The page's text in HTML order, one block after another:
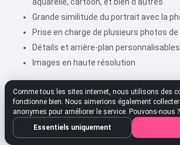
Grande similitude du portrait avec la
Prise en charge de plusieurs photos
Détails et arrière-plan personnalisables
Images en haute résolution
★★★★★4.80 312 Paramètres
Comme tous les sites internet, nous utilisons des
fonctionne bien. Nous aimerions également
anonymes pour améliorer le service. Pouvons-nous ?
Essentiels uniquement